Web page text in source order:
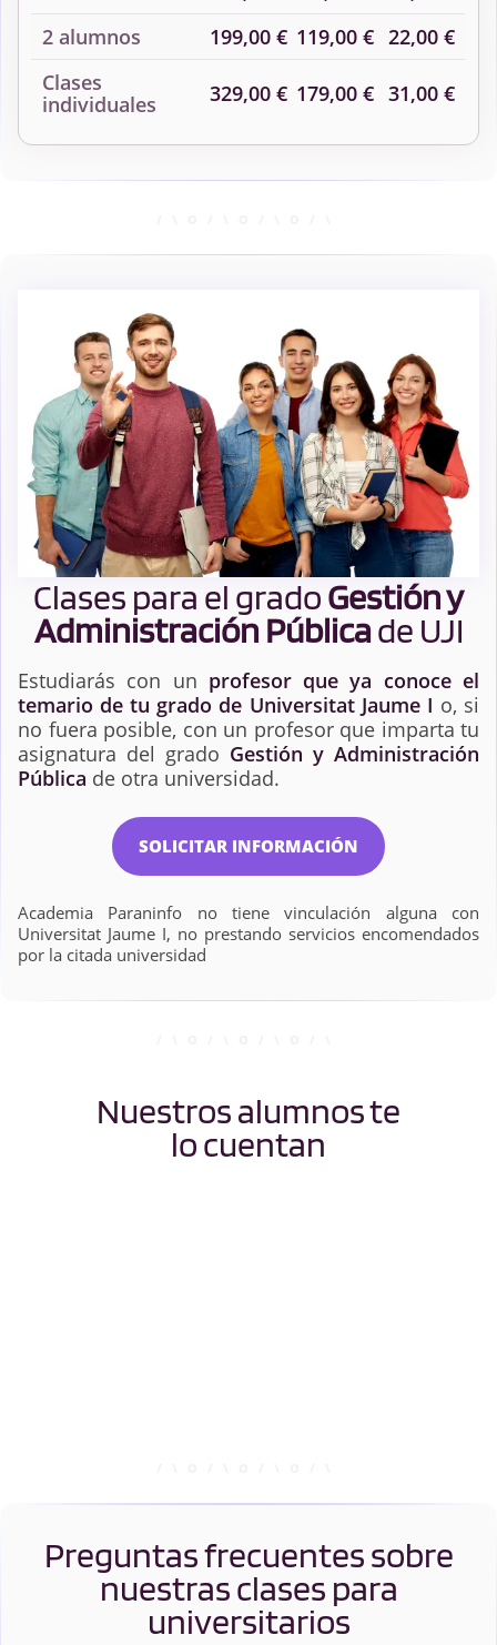
2 alumnos
199,00 € 119,00 € 22,00 €
Clases
individuales
329,00 € 179,00 € 31,00 €
Clases para el gradoGestión y
Administración Públicade UJI
Estudiarás con un profesor que ya conoce el
temario de tu grado de Universitat Jaume I o, si
no fuera posible, con un profesor que imparta tu
asignatura del grado Gestión y Administración
Pública de otra universidad.
SOLICITAR INFORMACIÓN
Academia Paraninfo no tiene vinculación alguna con
Universitat Jaume I, no prestando servicios encomendados
por la citada universidad
Nuestros alumnos te
lo cuentan
Preguntas frecuentes sobre
nuestras clases para
universitarios